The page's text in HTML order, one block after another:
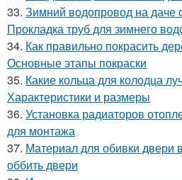
33. Зимний водопровод на даче
Прокладка труб для зимнего
34. Как правильно покрасить
Основные этапы покраски
35. Какие кольца для колодца
Характеристики и размеры
36. Установка радиаторов
для монтажа
37. Материал для обивки
оббить двери